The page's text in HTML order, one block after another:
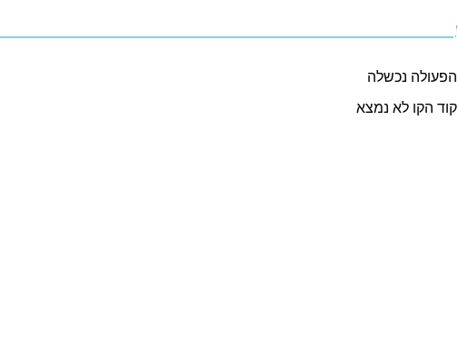
הפעולה נכשלה
קוד הקו לא נמצא